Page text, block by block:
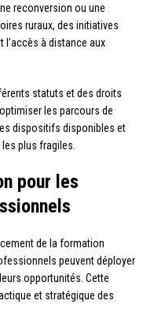
reconversion ou une
ruraux, des initiatives
l’accès à distance aux
statuts et des droits
les parcours de
dispositifs disponibles et
plus fragiles.
pour les
de la formation
peuvent déployer
opportunités. Cette
et stratégique des